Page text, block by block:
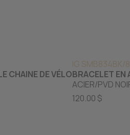
CHAINE DE VÉLO
IG SMB834BK/8
BRACELET
ACIER/PVD
120.00 $